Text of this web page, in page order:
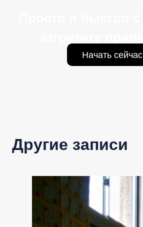
Начать сейчас
Другие записи